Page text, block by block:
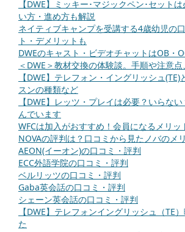
【DWE】ミッキー･マジックペン･セット
い方・進め方も解説
ネイティブキャンプを受講する4歳幼児の
ト・デメリットも
DWEのキャスト・ビデオチャットはOB・
＜DWE＞教材交換の体験談。手順や注意
【DWE】テレフォン・イングリッシュ
スンの種類など
【DWE】レッツ・プレイは必要？いらな
んでいます
WFCは加入がおすすめ！会員になるメリ
NOVAの評判は？口コミから見たノバのメ
AEON(イーオン)の口コミ・評判
ECC外語学院の口コミ・評判
ベルリッツの口コミ・評判
Gaba英会話の口コミ・評判
シェーン英会話の口コミ・評判
【DWE】テレフォンイングリッシュ（TE
た